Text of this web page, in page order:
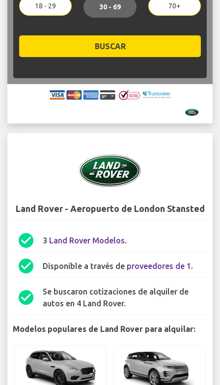
18 - 29 30 - 69 70+
BUSCAR
Land Rover - Aeropuerto de London Stansted
check_circle 3 Land Rover Modelos.
check_circle Disponible a través de proveedores de 1 .
check_circle
Se buscaron cotizaciones de alquiler de
autos en 4 Land Rover.
Modelos populares de Land Rover para alquilar: